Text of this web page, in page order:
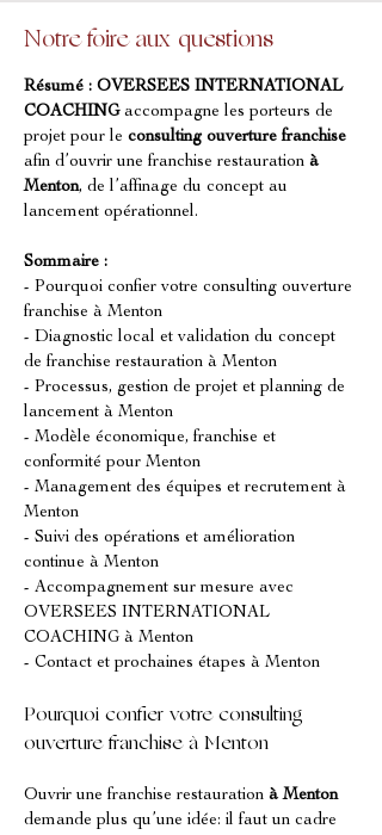
Notre foire aux questions
Résumé : OVERSEES INTERNATIONAL
COACHING accompagne les porteurs de
projet pour le consulting ouverture franchise
afin d’ouvrir une franchise restauration à
Menton, de l’affinage du concept au
lancement opérationnel.
Sommaire :
- Pourquoi confier votre consulting ouverture
franchise à Menton
- Diagnostic local et validation du concept
de franchise restauration à Menton
- Processus, gestion de projet et planning de
lancement à Menton
- Modèle économique, franchise et
conformité pour Menton
- Management des équipes et recrutement à
Menton
- Suivi des opérations et amélioration
continue à Menton
- Accompagnement sur mesure avec
OVERSEES INTERNATIONAL
COACHING à Menton
- Contact et prochaines étapes à Menton
Pourquoi confier votre consulting
ouverture franchise à Menton
Ouvrir une franchise restauration à Menton
demande plus qu’une idée: il faut un cadre